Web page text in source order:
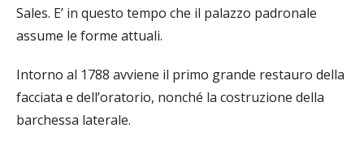
Sales. E’ in questo tempo che il palazzo padronale
assume le forme attuali.
Intorno al 1788 avviene il primo grande restauro della
facciata e dell’oratorio, nonché la costruzione della
barchessa laterale.